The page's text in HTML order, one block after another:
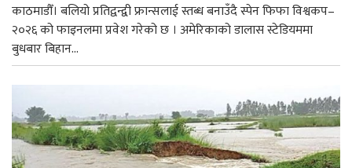
काठमाडौँ। बलियो प्रतिद्वन्द्वी फ्रान्सलाई स्तब्ध बनाउँदै स्पेन फिफा विश्वकप–
२०२६ को फाइनलमा प्रवेश गरेको छ । अमेरिकाको डालास स्टेडियममा
बुधबार बिहान...